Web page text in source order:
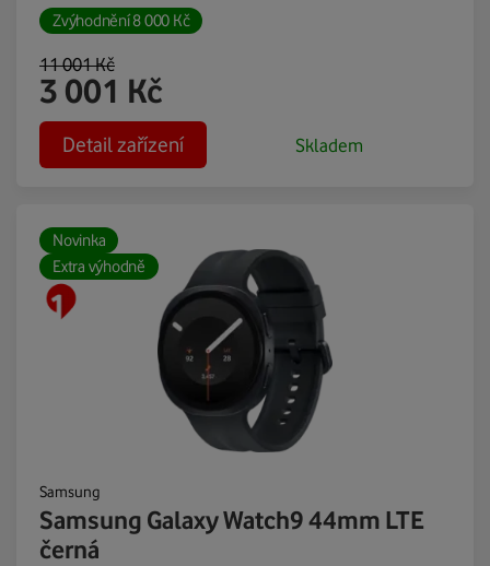
Zvýhodnění8 000 Kč
11 001Kč
3 001 Kč
Detail zařízení Skladem
Novinka
Extra výhodně
Samsung
Samsung Galaxy Watch9 44mm LTE
černá